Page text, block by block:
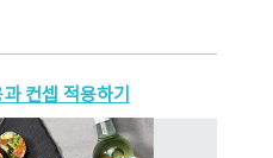
컨셉 적용하기